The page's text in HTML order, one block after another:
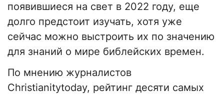
появившиеся на свет в 2022 году, еще
долго предстоит изучать, хотя уже
сейчас можно выстроить их по значению
для знаний о мире библейских времен.
По мнению журналистов
Christianitytoday, рейтинг десяти самых